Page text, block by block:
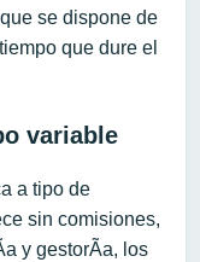
se dispone de
que dure el
variable
a tipo de
sin comisiones,
y gestorÃ­a, los